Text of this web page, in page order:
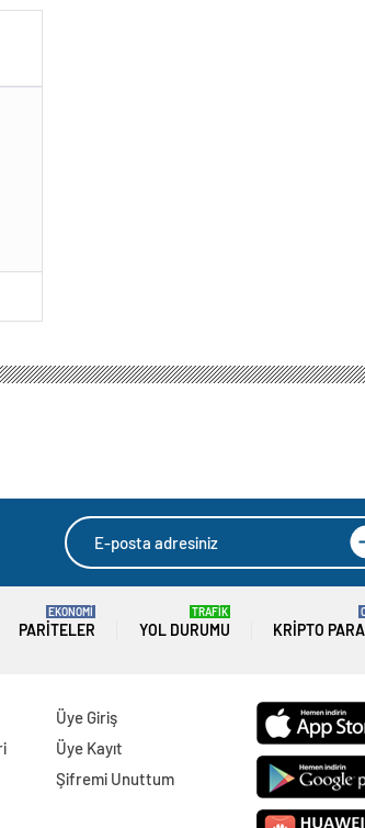
hükümeti tarafından
GÖNDER
HABERLERİ